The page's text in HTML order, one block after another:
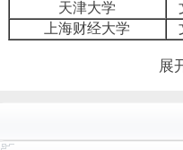
天津大学
上海财经大学
展